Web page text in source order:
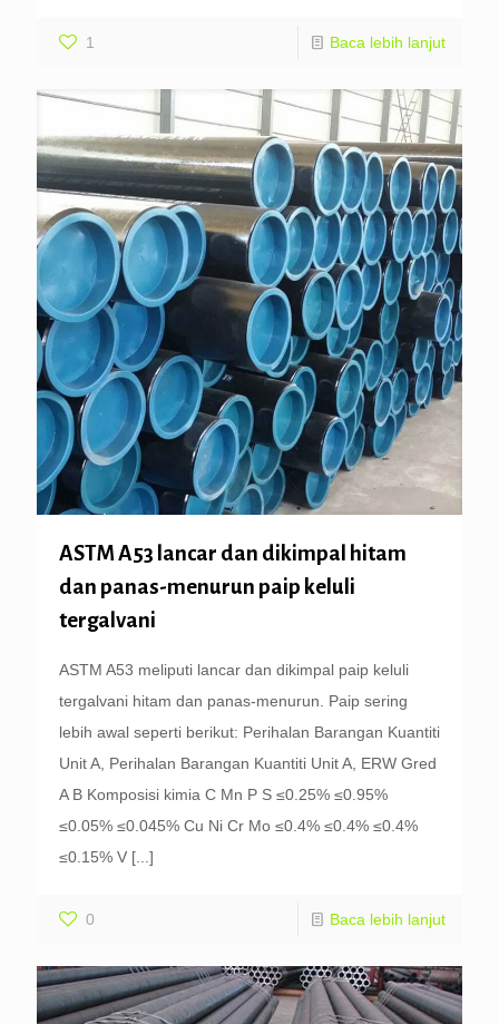
1 Baca lebih lanjut
ASTM A53 lancar dan dikimpal hitam
dan panas-menurun paip keluli
tergalvani
ASTM A53 meliputi lancar dan dikimpal paip keluli
tergalvani hitam dan panas-menurun. Paip sering
lebih awal seperti berikut: Perihalan Barangan Kuantiti
Unit A, Perihalan Barangan Kuantiti Unit A, ERW Gred
A B Komposisi kimia C Mn P S ≤0.25% ≤0.95%
≤0.05% ≤0.045% Cu Ni Cr Mo ≤0.4% ≤0.4% ≤0.4%
≤0.15% V [...]
0 Baca lebih lanjut